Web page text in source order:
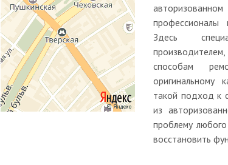
профессионалы
Здесь
способам
оригинальному
такой подход к
из
проблему
восстановить